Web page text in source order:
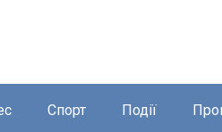
Спорт Події